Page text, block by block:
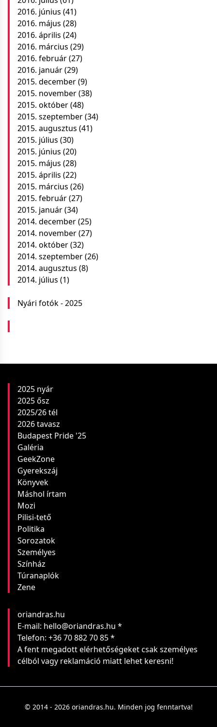
2016. június (41)
2016. május (28)
2016. április (24)
2016. március (29)
2016. február(27)
2016. január(29)
2015. december(9)
2015. november(38)
2015. október(48)
2015. szeptember(34)
2015. augusztus (41)
2015. július (30)
2015. június (20)
2015. május (28)
2015. április (22)
2015. március (26)
2015. február(27)
2015. január(34)
2014. december(25)
2014. november(27)
2014. október(32)
2014. szeptember(26)
2014. augusztus (8)
2014. július (1)
Nyári fotók - 2025
2025 nyár
2025 ősz
2025/26 tél
2026 tavasz
Budapest Pride '25
Galéria
GeekZone
Gyerekszáj
Könyvek
Máshol írtam
Mozi
Pilisi-tető
Politika
Sorozatok
Személyes
Színház
Túranaplók
Zene
oriandras.hu
E-mail: hello@oriandras.hu *
Telefon: +36 70 882 70 85 *
A fent megadott elérhetőségeket csak személyes
célból vagy reklamáció miatt lehet keresni!
© 2014 - 2026 oriandras.hu. Minden jog fenntartva!